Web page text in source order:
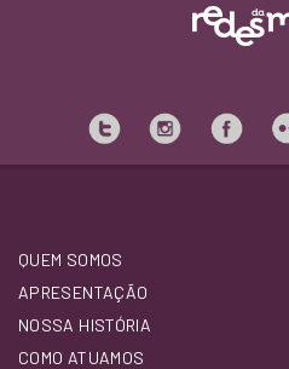
QUEM SOMOS
APRESENTAÇÃO
NOSSA HISTÓRIA
COMO ATUAMOS